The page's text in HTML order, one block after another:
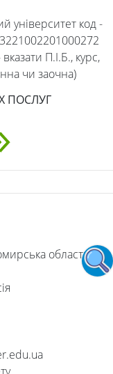
університет код -
П.І.Б., курс,
чи заочна)
ПОСЛУГ
область,